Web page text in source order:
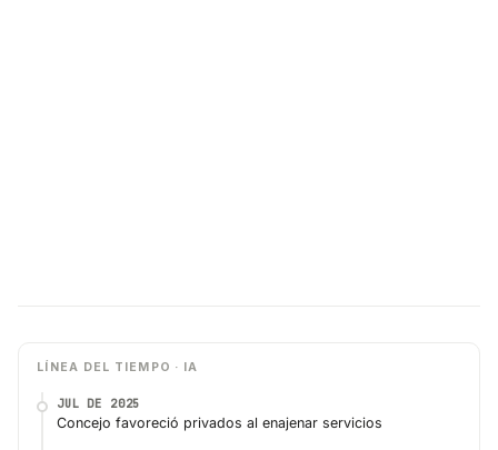
LÍNEA DEL TIEMPO · IA
JUL DE 2025
Concejo favoreció privados al enajenar servicios